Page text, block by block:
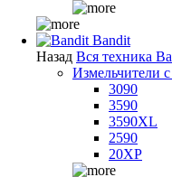
Bandit
Назад Вся техника
Измельчители
3090
3590
3590XL
2590
20XP